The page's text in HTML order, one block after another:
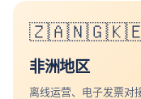
非洲地区
离线运营、电子发票对